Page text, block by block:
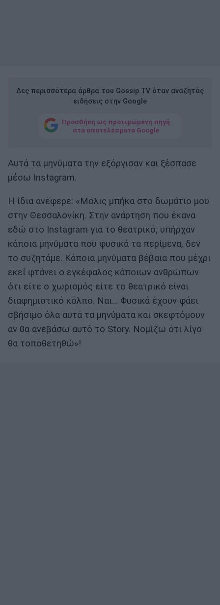
Δες περισσότερα άρθρα του Gossip TV όταν αναζητάς
ειδήσεις στην Google
Προσθήκη ως προτιμώμενη πηγή
στα αποτελέσματα Google
Αυτά τα μηνύματα την εξόργισαν και ξέσπασε
μέσω Instagram.
H ίδια ανέφερε: «Μόλις μπήκα στο δωμάτιο μου
στην Θεσσαλονίκη. Στην ανάρτηση που έκανα
εδώ στο Instagram για το θεατρικό, υπήρχαν
κάποια μηνύματα που φυσικά τα περίμενα, δεν
το συζητάμε. Κάποια μηνύματα βέβαια που μέχρι
εκεί φτάνει ο εγκέφαλος κάποιων ανθρώπων
ότι είτε ο χωρισμός είτε το θεατρικό είναι
διαφημιστικό κόλπο. Ναι… Φυσικά έχουν φάει
σβήσιμο όλα αυτά τα μηνύματα και σκεφτόμουν
αν θα ανεβάσω αυτό το Story. Νομίζω ότι λίγο
θα τοποθετηθώ»!